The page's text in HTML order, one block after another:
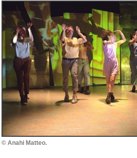
© Anahi Matteo.